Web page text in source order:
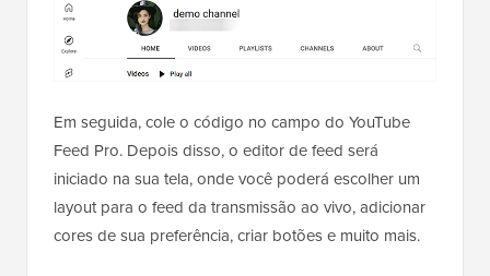
Em seguida, cole o código no campo do YouTube
Feed Pro. Depois disso, o editor de feed será
iniciado na sua tela, onde você poderá escolher um
layout para o feed da transmissão ao vivo, adicionar
cores de sua preferência, criar botões e muito mais.